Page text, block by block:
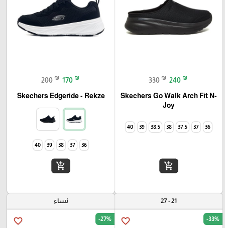
330 ₪ 240 ₪
Skechers Go Walk Arch Fit N-
Joy
36
37
37.5
38
38.5
39
40
add_shopping_cart
200 ₪ 170 ₪
Skechers Edgeride - Rekze‏
36
37
38
39
40
add_shopping_cart
21 - 27
favorite_border -33%
نساء
favorite_border -27%